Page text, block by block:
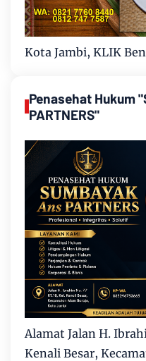
Kota Jambi, KLIK
Penasehat Hukum
PARTNERS"
Alamat Jalan H.
Kenali Besar,